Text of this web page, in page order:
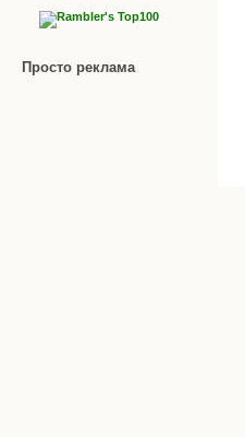
Просто реклама